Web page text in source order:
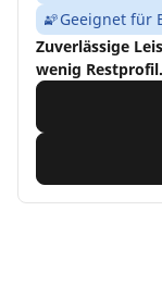
Geeignet für
Zuverlässige
wenig Restprofil.